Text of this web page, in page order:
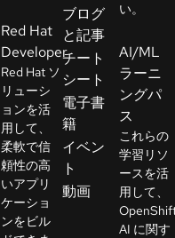
Red Hat
Developer
Red Hat ソ
リューシ
ョンを活
用して、
柔軟で信
頼性の高
いアプリ
ケーショ
ンをビル
ブログ
と記事
チート
シート
電子書
籍
イベン
ト
動画
い。
AI/ML
ラーニ
ングパ
ス
これらの
学習リソ
ースを活
用して、
AI に関す